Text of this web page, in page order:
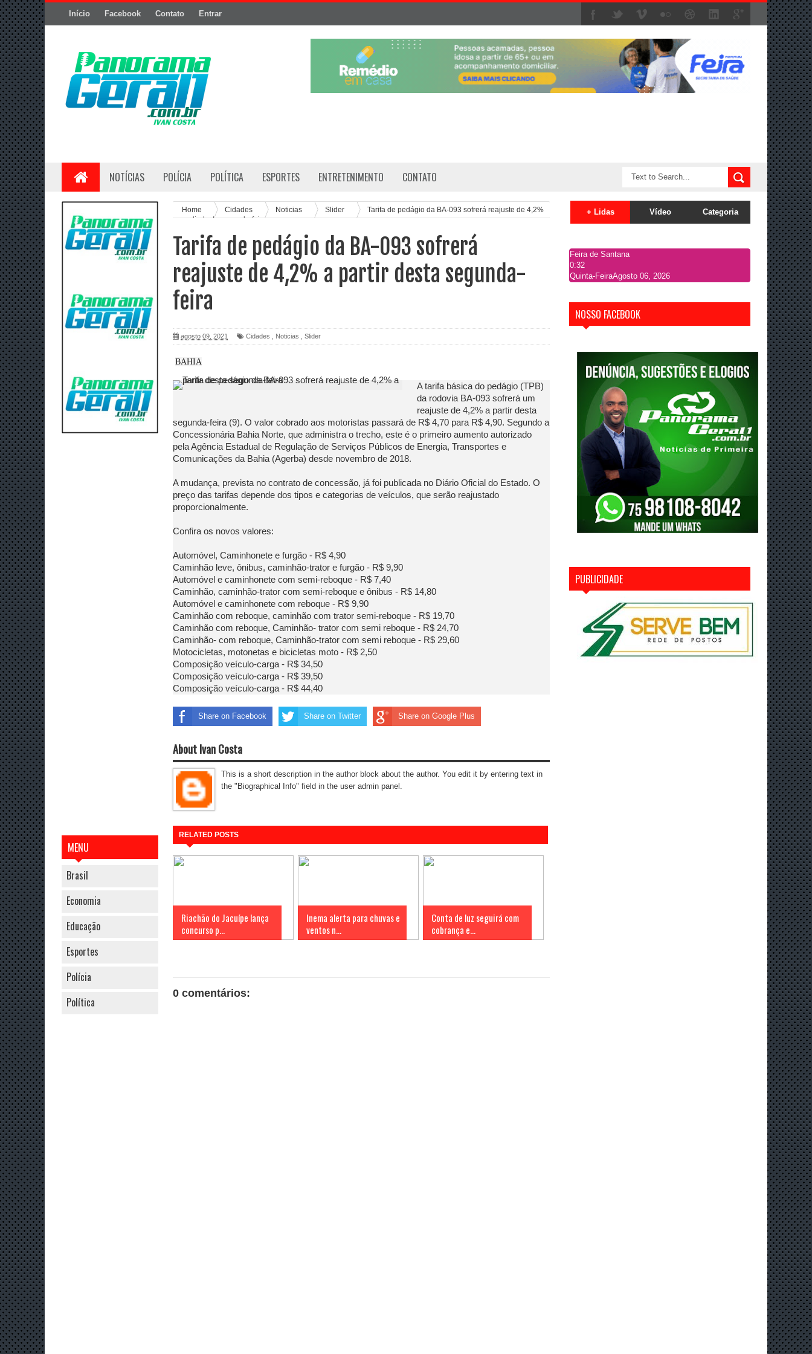
Início Facebook Contato Entrar
NOTÍCIAS POLÍCIA POLÍTICA ESPORTES ENTRETENIMENTO CONTATO
MENU
Brasil
Economia
Educação
Esportes
Polícia
Política
Home Cidades Noticias Slider
Tarifa de pedágio da BA-093 sofrerá reajuste de 4,2%
a partir desta segunda-feira
Tarifa de pedágio da BA-093 sofrerá
reajuste de 4,2% a partir desta segunda-
feira
agosto 09, 2021 Cidades Noticias Slider
BAHIA
A tarifa básica do pedágio (TPB)
da rodovia BA-093 sofrerá um
reajuste de 4,2% a partir desta
segunda-feira (9). O valor cobrado aos motoristas passará de R$ 4,70 para R$ 4,90. Segundo a
Concessionária Bahia Norte, que administra o trecho, este é o primeiro aumento autorizado
pela Agência Estadual de Regulação de Serviços Públicos de Energia, Transportes e
Comunicações da Bahia (Agerba) desde novembro de 2018.
A mudança, prevista no contrato de concessão, já foi publicada no Diário Oficial do Estado. O
preço das tarifas depende dos tipos e categorias de veículos, que serão reajustado
proporcionalmente.
Confira os novos valores:
Automóvel, Caminhonete e furgão - R$ 4,90
Caminhão leve, ônibus, caminhão-trator e furgão - R$ 9,90
Automóvel e caminhonete com semi-reboque - R$ 7,40
Caminhão, caminhão-trator com semi-reboque e ônibus - R$ 14,80
Automóvel e caminhonete com reboque - R$ 9,90
Caminhão com reboque, caminhão com trator semi-reboque - R$ 19,70
Caminhão com reboque, Caminhão- trator com semi reboque - R$ 24,70
Caminhão- com reboque, Caminhão-trator com semi reboque - R$ 29,60
Motocicletas, motonetas e bicicletas moto - R$ 2,50
Composição veículo-carga - R$ 34,50
Composição veículo-carga - R$ 39,50
Composição veículo-carga - R$ 44,40
Share on Facebook Share on Twitter Share on Google Plus
About Ivan Costa
This is a short description in the author block about the author. You edit it by entering text in
the "Biographical Info" field in the user admin panel.
RELATED POSTS
Riachão do Jacuípe lança
concurso p...
Inema alerta para chuvas e
ventos n...
Conta de luz seguirá com
cobrança e...
0 comentários:
+ Lidas Vídeo Categoria
Feira de Santana
0:32
Quinta-FeiraAgosto 06, 2026
NOSSO FACEBOOK
PUBLICIDADE